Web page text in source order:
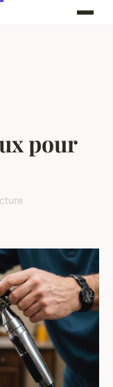
pour